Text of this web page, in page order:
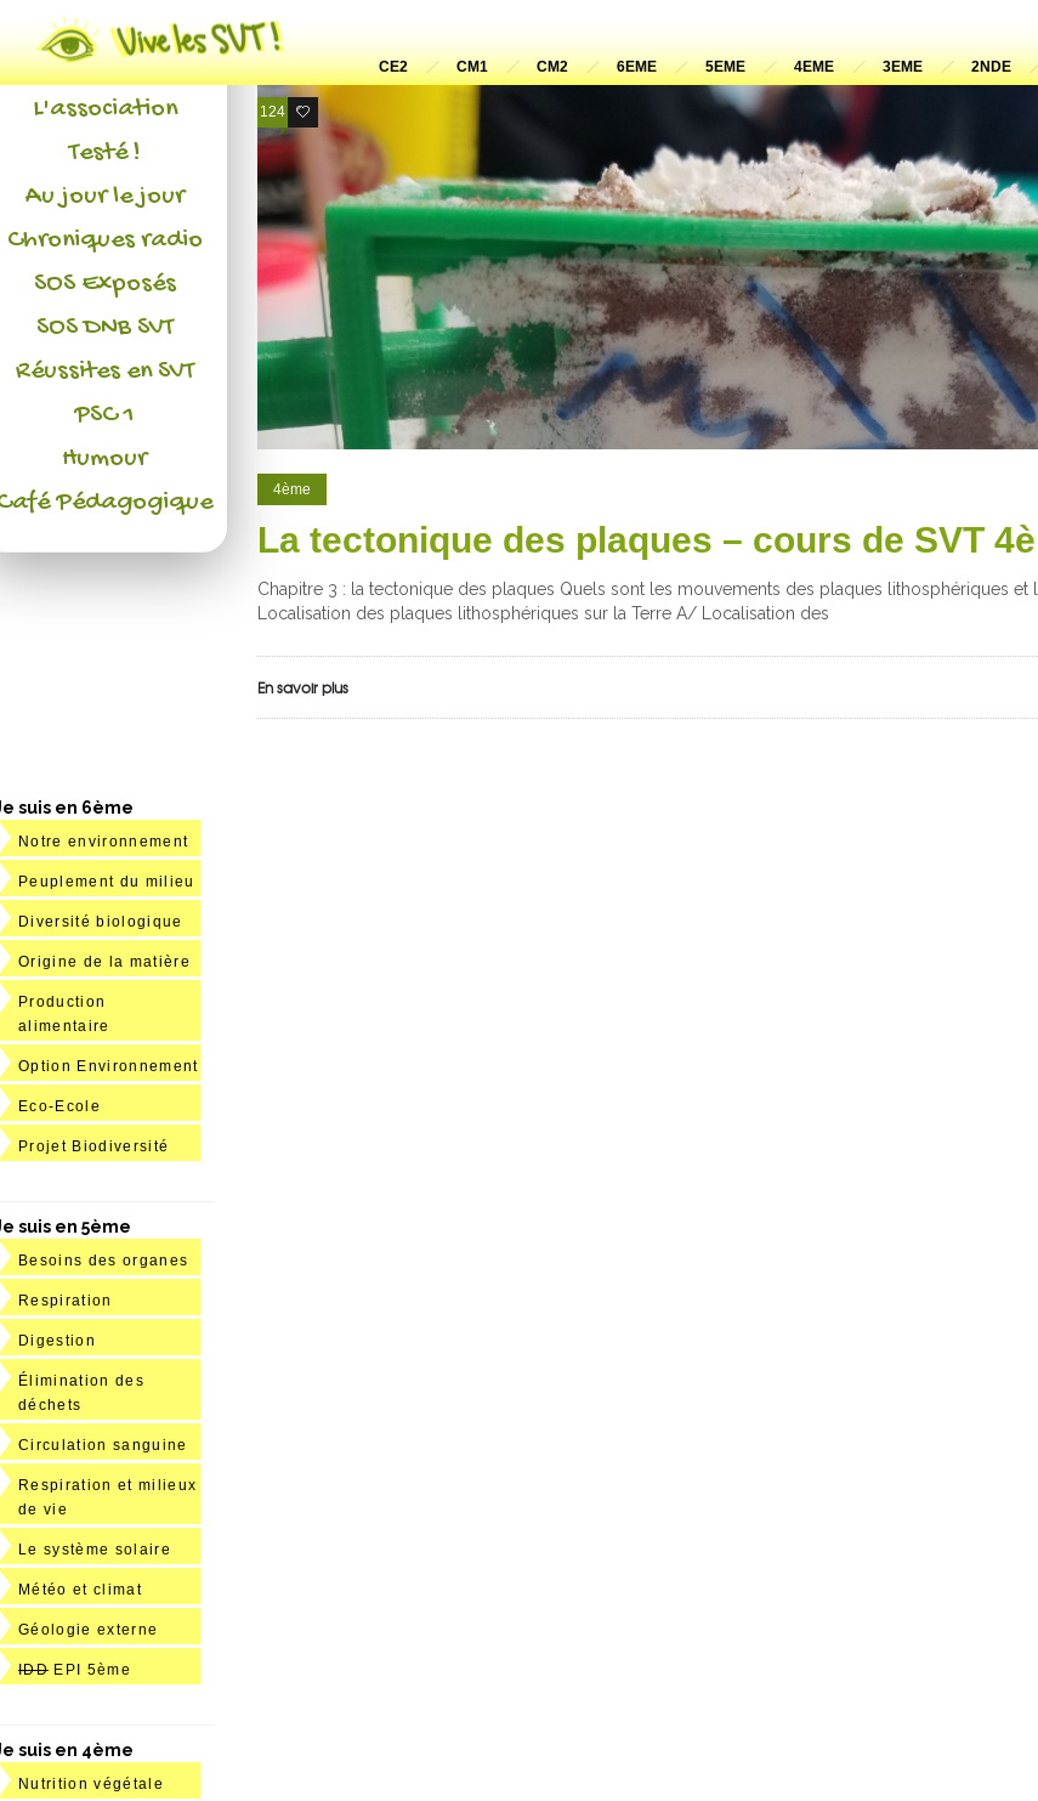
CE2 CM1 CM2 6EME 5EME 4EME 3EME 2NDE
124 29
4ème
La tectonique des plaques – cours de SVT
Chapitre 3 : la tectonique des plaques Quels sont les mouvements des plaques lithosphériques et
Localisation des plaques lithosphériques sur la Terre A/ Localisation des
En savoir plus
Actualités
L'association
Testé !
Au jour le jour
Chroniques radio
SOS Exposés
SOS DNB SVT
Réussites en SVT
PSC 1
Humour
Pédagogique
suis en 6ème
Notre environnement
Peuplement du milieu
Diversité biologique
Origine de la matière
Production
alimentaire
Option Environnement
Eco-Ecole
Projet Biodiversité
suis en 5ème
Besoins des organes
Respiration
Digestion
Élimination des
déchets
Circulation sanguine
Respiration et milieux
de vie
Le système solaire
Météo et climat
Géologie externe
IDD EPI 5ème
suis en 4ème
Nutrition végétale